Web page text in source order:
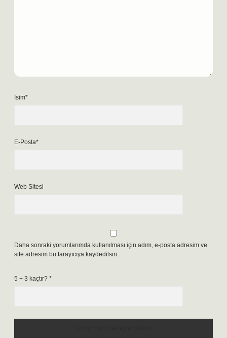
İsim*
E-Posta*
Web Sitesi
Daha sonraki yorumlarımda kullanılması için adım, e-posta adresim ve
site adresim bu tarayıcıya kaydedilsin.
5 + 3 kaçtır? *